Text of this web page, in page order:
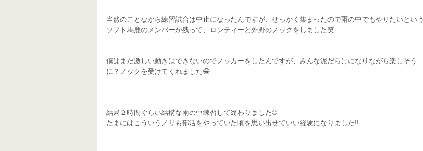
当然のことながら練習試合は中止になったんですが、せっかく集まったので雨の中でもやりたいという
ソフト馬鹿のメンバーが残って、ロンティーと外野のノックをしました笑
僕はまだ激しい動きはできないのでノッカーをしたんですが、みんな泥だらけになりながら楽しそう
に？ノックを受けてくれました😁
結局２時間ぐらい結構な雨の中練習して終わりました⚾️
たまにはこういうノリも部活をやっていた頃を思い出せていい経験になりました‼️